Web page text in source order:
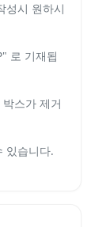
성시 원하시
로 기재됩
스가 제거
있습니다.